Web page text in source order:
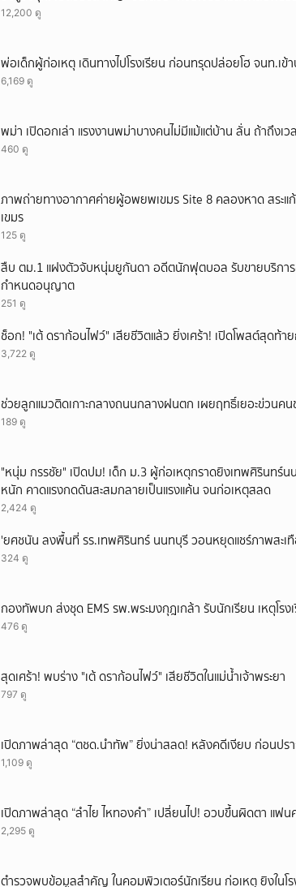
12,200 ดู
พ่อเด็กผู้ก่อเหตุ เดินทางไปโรงเรียน ก่อนทรุดปล่อยโฮ จนท.เข้
6,169 ดู
พม่า เปิดอกเล่า แรงงานพม่าบางคนไม่มีแม้แต่บ้าน ลั่น ถ้าถึงเว
460 ดู
ภาพถ่ายทางอากาศค่ายผู้อพยพเขมร Site 8 คลองหาด สระแ
เขมร
125 ดู
สืบ ตม.1 แฝงตัวจับหนุ่มยูกันดา อดีตนักฟุตบอล รับขายบริกา
กำหนดอนุญาต
251 ดู
ช็อก! "เต้ ดราก้อนไฟว์" เสียชีวิตแล้ว ยิ่งเศร้า! เปิดโพสต์สุดท้า
3,722 ดู
ช่วยลูกแมวติดเกาะกลางถนนกลางฝนตก เผยฤทธิ์เยอะข่วนคน
189 ดู
"หนุ่ม กรรชัย" เปิดปม! เด็ก ม.3 ผู้ก่อเหตุกราดยิงเทพศิรินทร์น
หนัก คาดแรงกดดันสะสมกลายเป็นแรงแค้น จนก่อเหตุสลด
2,424 ดู
'ยศชนัน ลงพื้นที่ รร.เทพศิรินทร์ นนทบุรี วอนหยุดแชร์ภาพสะเทื
324 ดู
กองทัพบก ส่งชุด EMS รพ.พระมงกุฎเกล้า รับนักเรียน เหตุโร
476 ดู
สุดเศร้า! พบร่าง "เต้ ดราก้อนไฟว์" เสียชีวิตในแม่น้ำเจ้าพระยา
797 ดู
เปิดภาพล่าสุด “ตชด.นำทัพ” ยิ่งน่าสลด! หลังคดีเงียบ ก่อนป
1,109 ดู
เปิดภาพล่าสุด “ลำไย ไหทองคำ” เปลี่ยนไป! อวบขึ้นผิดตา แฟ
2,295 ดู
ตำรวจพบข้อมูลสำคัญ ในคอมพิวเตอร์นักเรียน ก่อเหตุ ยิงในโ